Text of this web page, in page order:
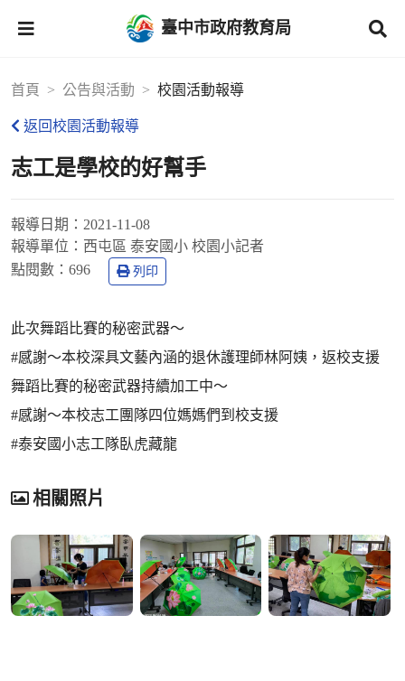
臺中市政府教育局
首頁 公告與活動 校園活動報導
返回校園活動報導
志工是學校的好幫手
報導日期： 2021-11-08
報導單位： 西屯區 泰安國小 校園小記者
點閱數： 696 列印
此次舞蹈比賽的秘密武器～
#感謝～本校深具文藝內涵的退休護理師林阿姨，返校支援
舞蹈比賽的秘密武器持續加工中～
#感謝～本校志工團隊四位媽媽們到校支援
#泰安國小志工隊臥虎藏龍
相關照片